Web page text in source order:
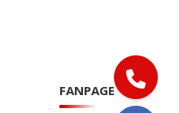
FANPAGE